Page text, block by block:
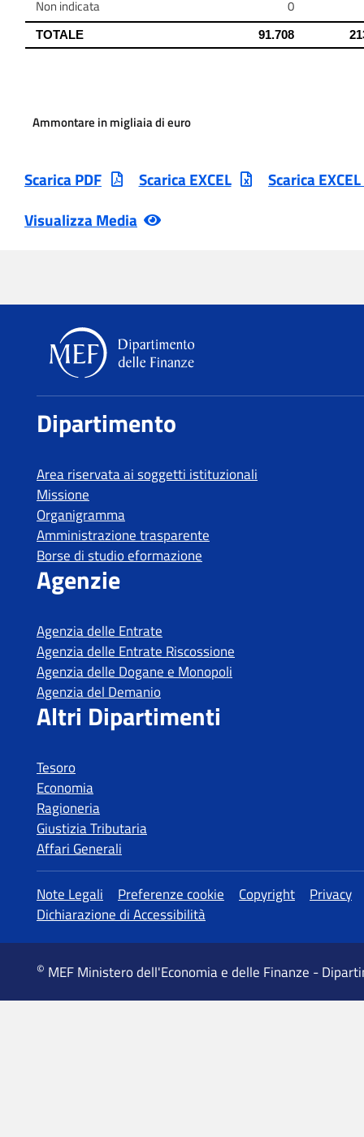
Ammontare in migliaia di euro
Tesoro
Economia
Ragioneria
Giustizia Tributaria
Affari Generali
MEF Ministero dell'Economia e delle Finanze -